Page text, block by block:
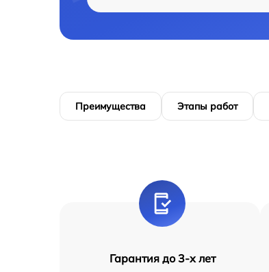
Преимущества Этапы работ
Гарантия до 3-х лет